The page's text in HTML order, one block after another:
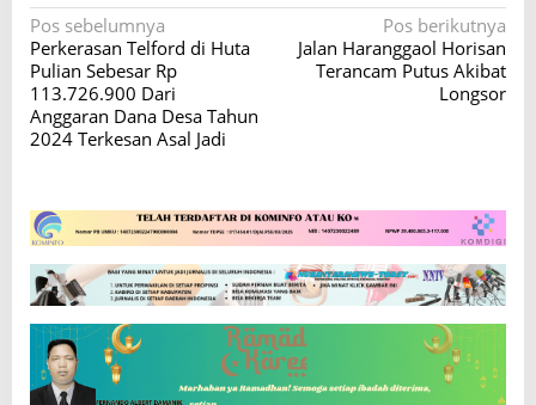
N
a
v
i
s
i
p
o
s
Pos sebelumnya
Perkerasan Telford di Huta
Pulian Sebesar Rp
113.726.900 Dari
Anggaran Dana Desa Tahun
2024 Terkesan Asal Jadi
Pos berikutnya
Jalan Haranggaol Horisan
Terancam Putus Akibat
Longsor